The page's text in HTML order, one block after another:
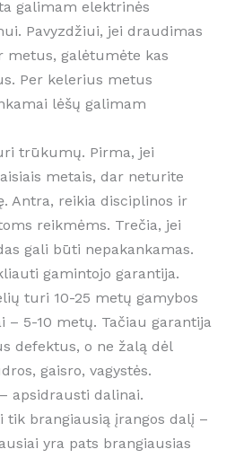
galimam elektrinės
Pavyzdžiui, jei draudimas
metus, galėtumėte kas
Per kelerius metus
lėšų galimam
trūkumų. Pirma, jei
metais, dar neturite
Antra, reikia disciplinos ir
reikmėms. Trečia, jei
gali būti nepakankamas.
gamintojo garantija.
turi 10-25 metų gamybos
– 5-10 metų. Tačiau garantija
defektus, o ne žalą dėl
gaisro, vagystės.
apsidrausti dalinai.
tik brangiausią įrangos dalį –
yra pats brangiausias